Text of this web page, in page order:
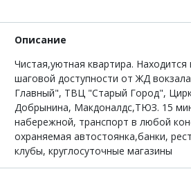
Описание
Чистая,уютная квартира. Находится
шаговой доступности от ЖД
Главный", ТВЦ "Старый Город",
Добрынина, Макдоналдс,ТЮЗ. 15
набережной, транспорт в любой
охраняемая автостоянка,банки,
клубы, круглосуточные магазины